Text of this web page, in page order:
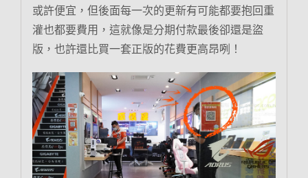
或許便宜，但後面每一次的更新有可能都要抱回重
灌也都要費用，這就像是分期付款最後卻還是盜
版，也許還比買一套正版的花費更高昂咧！